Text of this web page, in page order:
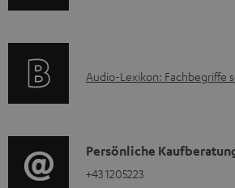
H
u
A
r
t
i
A
i
o
Audio-Lexikon: Fachbegriffe
K
o
Persönliche
+43 1205223